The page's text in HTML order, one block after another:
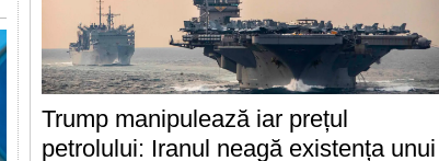
Trump manipulează iar prețul
petrolului: Iranul neagă existența unui